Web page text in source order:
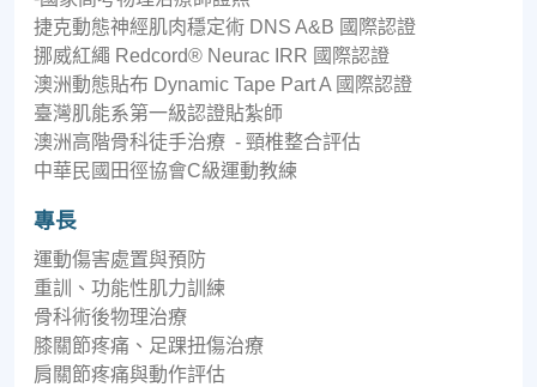
捷克動態神經肌肉穩定術 DNS A&B 國際認證
挪威紅繩 Redcord® Neurac IRR 國際認證
澳洲動態貼布 Dynamic Tape Part A 國際認證
臺灣肌能系第一級認證貼紮師
澳洲高階骨科徒手治療 - 頸椎整合評估
中華民國田徑協會C級運動教練
專長
運動傷害處置與預防
重訓、功能性肌力訓練
骨科術後物理治療
膝關節疼痛、足踝扭傷治療
肩關節疼痛與動作評估